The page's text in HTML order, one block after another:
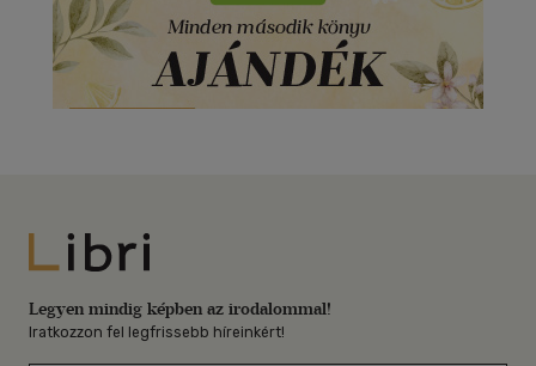
Libri
Legyen mindig képben az irodalommal!
Iratkozzon fel legfrissebb híreinkért!